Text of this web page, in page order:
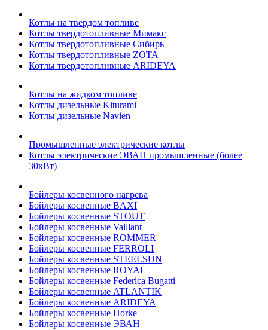
Котлы на твердом топливе
Котлы твердотопливные Мимакс
Котлы твердотопливные Сибирь
Котлы твердотопливные ZOTA
Котлы твердотопливные ARIDEYA
Котлы на жидком топливе
Котлы дизельные Kiturami
Котлы дизельные Navien
Промышленные электрические котлы
Котлы электрические ЭВАН промышленные (более
30кВт)
Бойлеры косвенного нагрева
Бойлеры косвенные BAXI
Бойлеры косвенные STOUT
Бойлеры косвенные Vaillant
Бойлеры косвенные ROMMER
Бойлеры косвенные FERROLI
Бойлеры косвенные STEELSUN
Бойлеры косвенные ROYAL
Бойлеры косвенные Federica Bugatti
Бойлеры косвенные ATLANTIK
Бойлеры косвенные ARIDEYA
Бойлеры косвенные Horke
Бойлеры косвенные ЭВАН